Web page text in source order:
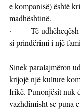
e kompanisë) është
madhështinë.
·        Të
si prindërimi i një
Sinek paralajmëron
krijojë një kulture
frikë. Punonjësit nuk
vazhdimisht se puna